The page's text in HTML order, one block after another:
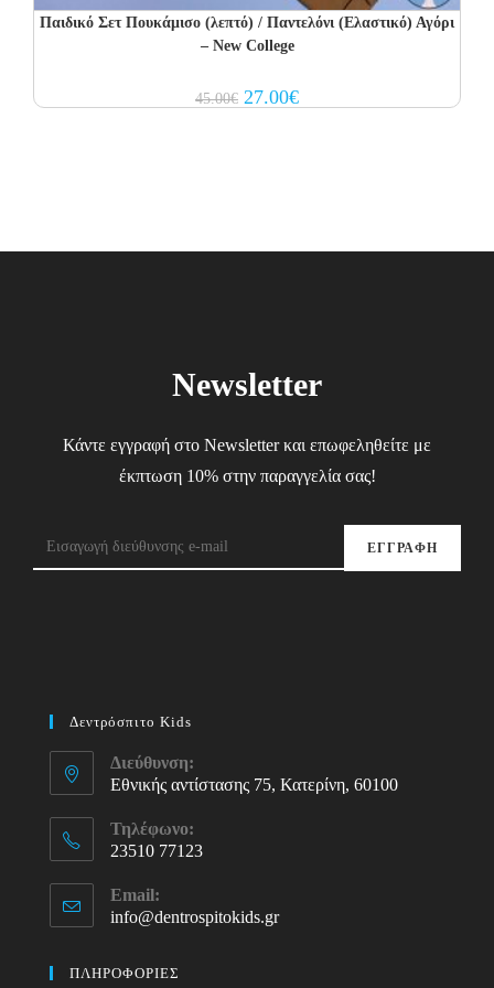
Παιδικό Σετ Πουκάμισο (λεπτό) / Παντελόνι (Ελαστικό) Αγόρι
– New College
45.00€ Original
price
27.00€Current
price
Newsletter
Κάντε εγγραφή στο Newsletter και επωφεληθείτε με
έκπτωση 10% στην παραγγελία σας!
ΕΓΓΡΑΦΗ
Δεντρόσπιτο Kids
Διεύθυνση:
Εθνικής αντίστασης 75, Κατερίνη, 60100
Τηλέφωνο:
23510 77123
in
Email:
info@dentrospitokids.grOpens
ΠΛΗΡΟΦΟΡΙΕΣ